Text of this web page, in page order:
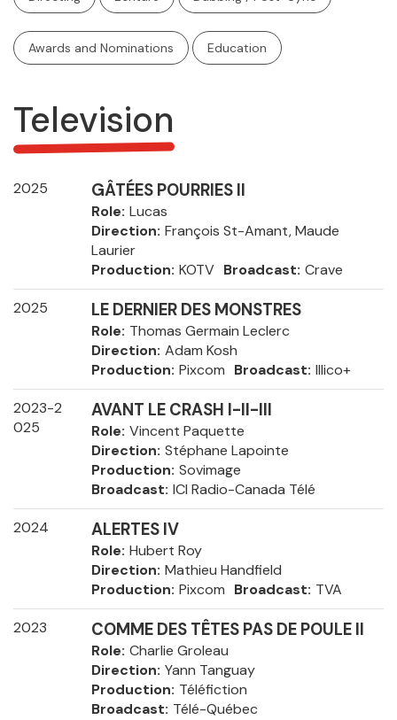
Awards and Nominations Education
Television
2025 GÂTÉES POURRIES II
Role Lucas
Direction François St-Amant, Maude
Laurier
Production KOTV Broadcast Crave
2025 LE DERNIER DES MONSTRES
Role Thomas Germain Leclerc
Direction Adam Kosh
Production Pixcom Broadcast Illico+
2023-2
025
AVANT LE CRASH I-II-III
Role Vincent Paquette
Direction Stéphane Lapointe
Production Sovimage
Broadcast ICI Radio-Canada Télé
2024 ALERTES IV
Role Hubert Roy
Direction Mathieu Handfield
Production Pixcom Broadcast TVA
2023 COMME DES TÊTES PAS DE POULE II
Role Charlie Groleau
Direction Yann Tanguay
Production Téléfiction
Broadcast Télé-Québec